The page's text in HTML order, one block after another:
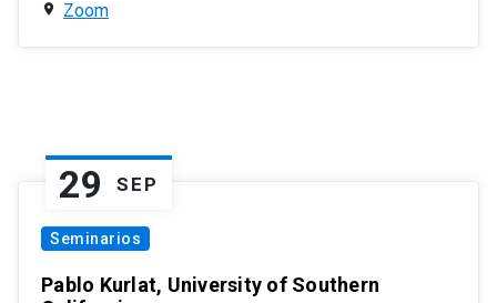
Zoom
29 SEP
Seminarios
Pablo Kurlat, University of Southern